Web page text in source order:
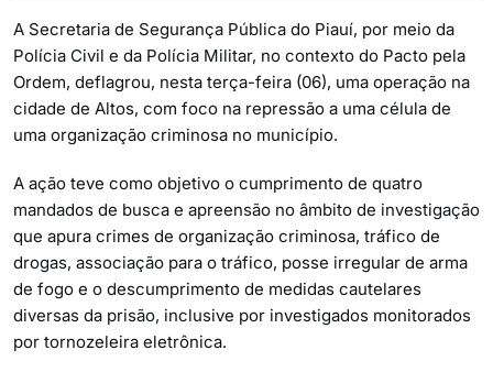
A Secretaria de Segurança Pública do Piauí, por meio da
Polícia Civil e da Polícia Militar, no contexto do Pacto pela
Ordem, deflagrou, nesta terça-feira (06), uma operação na
cidade de Altos, com foco na repressão a uma célula de
uma organização criminosa no município.
A ação teve como objetivo o cumprimento de quatro
mandados de busca e apreensão no âmbito de investigação
que apura crimes de organização criminosa, tráfico de
drogas, associação para o tráfico, posse irregular de arma
de fogo e o descumprimento de medidas cautelares
diversas da prisão, inclusive por investigados monitorados
por tornozeleira eletrônica.